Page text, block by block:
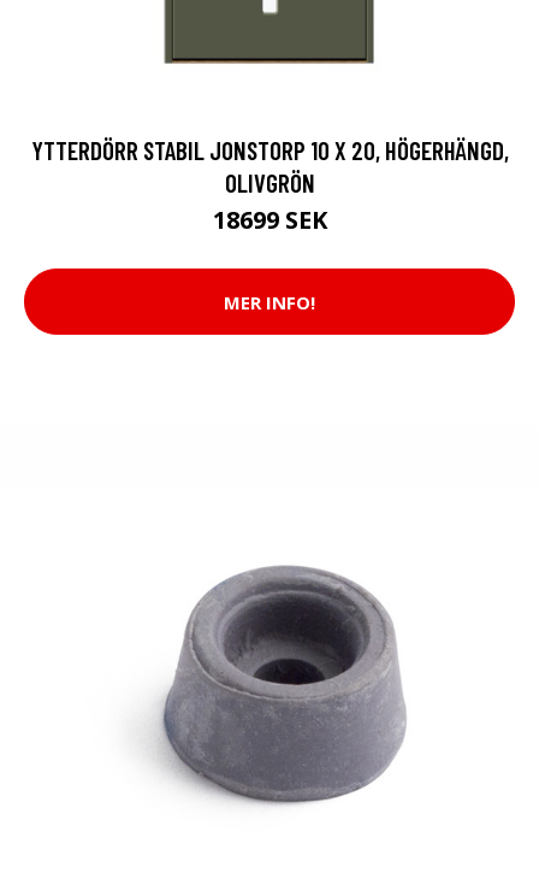
YTTERDÖRR STABIL JONSTORP 10 X 20, HÖGERHÄNGD,
OLIVGRÖN
18699 SEK
MER INFO!